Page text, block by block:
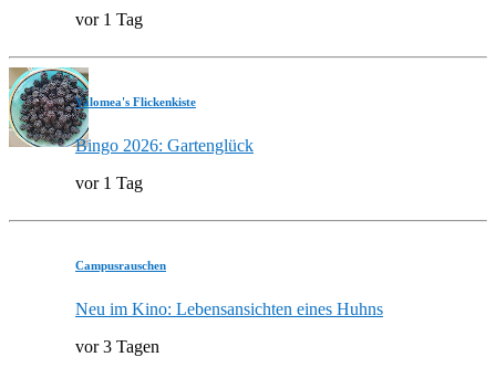
vor 1 Tag
Valomea's Flickenkiste
Bingo 2026: Gartenglück
vor 1 Tag
Campusrauschen
Neu im Kino: Lebensansichten eines Huhns
vor 3 Tagen